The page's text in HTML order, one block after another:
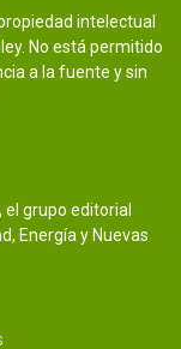
intelectual
No está permitido
a la fuente y sin
, el grupo editorial
Energía y Nuevas